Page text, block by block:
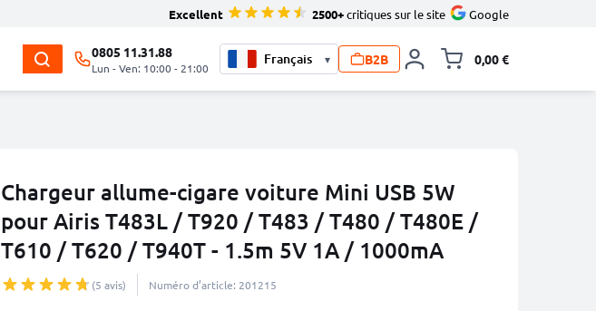
Excellent 2500+critiques sur le site Google
0805 11.31.88
Lun - Ven: 10:00 - 21:00
▾ B2B 0,00 €
Chargeur allume-cigare voiture Mini USB 5W
pour Airis T483L / T920 / T483 / T480 / T480E /
T610 / T620 / T940T - 1.5m 5V 1A / 1000mA
(5 avis) Numéro d’article: 201215